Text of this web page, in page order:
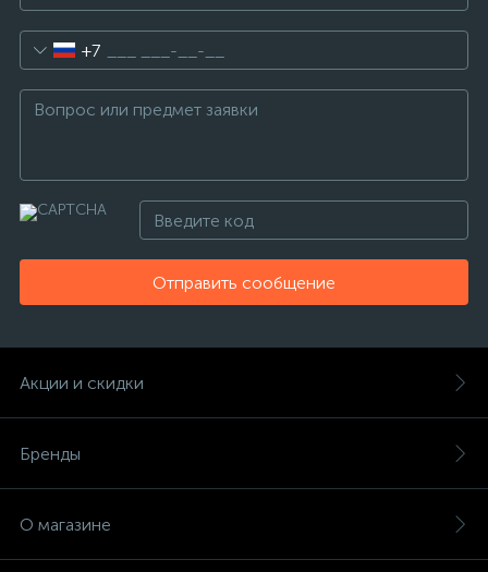
+7
Отправить сообщение
Акции и скидки
Бренды
О магазине